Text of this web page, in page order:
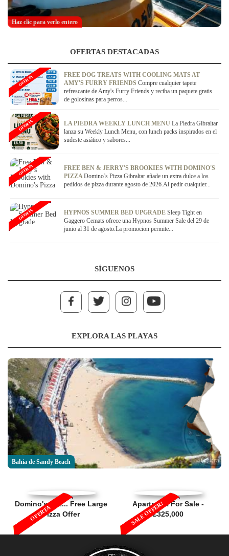
Haz clic para verlo entero
OFERTAS DESTACADAS
FREE DOG TREATS WITH COOLING MATS AT
AMY'S FURRY FRIENDS Compre cualquier tapete
refrescante de Amy's Furry Friends y reciba un paquete gratis
de golosinas para perros...
OFERTA
LA PIEDRA WEEKLY LUNCH MENU La Piedra Gibraltar
lanza su Weekly Lunch Menu, con lunch packs inspirados en el
sudeste asiático y sabores...
OFERTA
FREE BEN & JERRY'S BROOKIES WITH DOMINO'S
PIZZADomino’s Pizza Gibraltar añade un extra dulce a los
pedidos de pizza durante agosto de 2026.Al pedir cualquier...
OFERTA
HYPNOS SUMMER BED UPGRADE Sleep Tight en
Gaggero Cemats ofrece una Hypnos Summer Sale del 29 de
junio al 31 de agosto.La promocion permite...
OFERTA
SÍGUENOS
EXPLORA LAS PLAYAS
Bahia de Sandy Beach
Domino's 1, 2... Free Large
Pizza Offer
OFERTA
Apartment For Sale -
£325,000
SALE OFFER!